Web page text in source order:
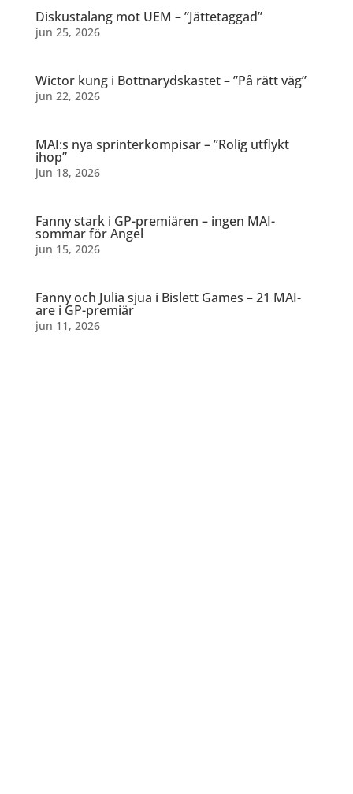
Diskustalang mot UEM – ”Jättetaggad”
jun 25, 2026
Wictor kung i Bottnarydskastet – ”På rätt väg”
jun 22, 2026
MAI:s nya sprinterkompisar – ”Rolig utflykt
ihop”
jun 18, 2026
Fanny stark i GP-premiären – ingen MAI-
sommar för Angel
jun 15, 2026
Fanny och Julia sjua i Bislett Games – 21 MAI-
are i GP-premiär
jun 11, 2026